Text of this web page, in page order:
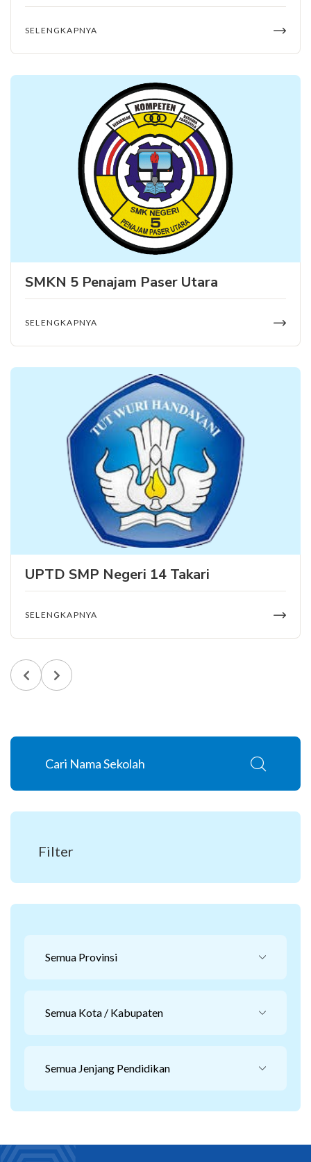
SELENGKAPNYA
SMKN 5 Penajam Paser Utara
SELENGKAPNYA
UPTD SMP Negeri 14 Takari
SELENGKAPNYA
Filter